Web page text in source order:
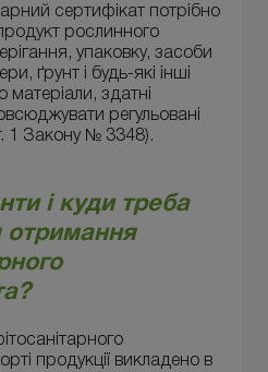
сертифікат потрібно
рослинного
упаковку, засоби
ґрунт і будь-які інші
матеріали, здатні
регульовані
1 Закону № 3348).
і куди треба
отримання
продукції викладено в